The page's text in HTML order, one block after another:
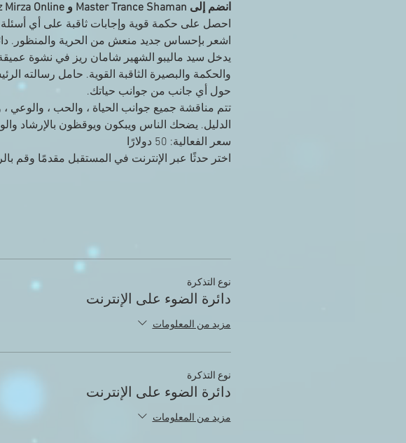
انضم إلى Master Trance Shaman و Trance Channel Riz Mirza Online!
اشعر بإحساس جديد منعش من الحرية والمنظور. دائرة الضوء
يدخل سيد ماليبو الشهير شامان ريز في نشوة
والحكمة والبصيرة الثاقبة القوية. حامل رسالته
حول أي جانب من جوانب حياتك.
تتم مناقشة جميع جوانب الحياة ، والحب ، والوعي
الدليل. يضحك الناس ويبكون ويوقظون بالإرشاد
سعر الفعالية: 50 دولارًا
اختر حدثًا عبر الإنترنت في المستقبل مقدمًا وقم
نوع التذكرة
دائرة الضوء على الإنترنت
مزيد من المعلومات
نوع التذكرة
دائرة الضوء على الإنترنت
مزيد من المعلومات